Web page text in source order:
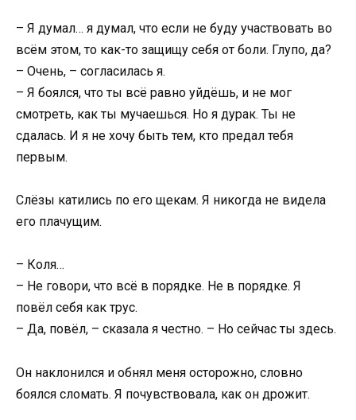
– Я думал… я думал, что если не буду участвовать во
всём этом, то как-то защищу себя от боли. Глупо, да?
– Очень, – согласилась я.
– Я боялся, что ты всё равно уйдёшь, и не мог
смотреть, как ты мучаешься. Но я дурак. Ты не
сдалась. И я не хочу быть тем, кто предал тебя
первым.
Слёзы катились по его щекам. Я никогда не видела
его плачущим.
– Коля…
– Не говори, что всё в порядке. Не в порядке. Я
повёл себя как трус.
– Да, повёл, – сказала я честно. – Но сейчас ты здесь.
Он наклонился и обнял меня осторожно, словно
боялся сломать. Я почувствовала, как он дрожит.